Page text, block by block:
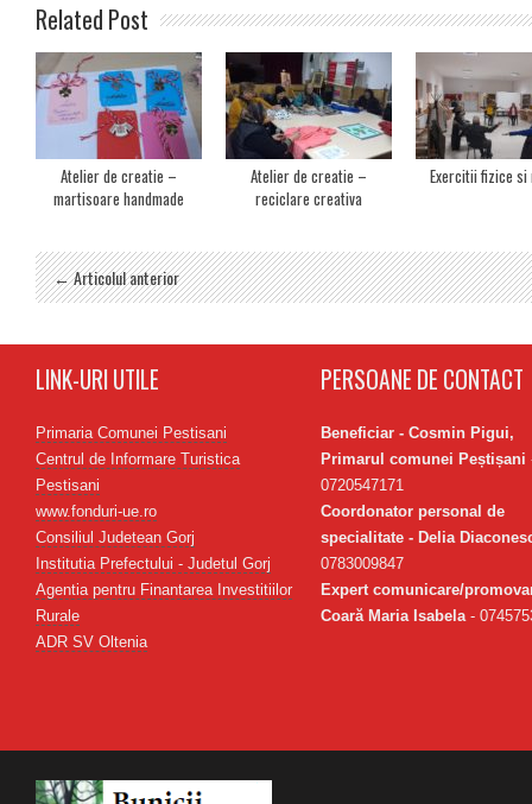
Related Post
Atelier de creatie –
martisoare handmade
Atelier de creatie –
reciclare creativa
Exercitii fizice si
← Articolul anterior
LINK-URI UTILE
Primaria Comunei Pestisani
Centrul de Informare Turistica
Pestisani
www.fonduri-ue.ro
Consiliul Judetean Gorj
Institutia Prefectului - Judetul Gorj
Agentia pentru Finantarea Investitiilor
Rurale
ADR SV Oltenia
PERSOANE DE CONTACT
Beneficiar - Cosmin Pigui,
Primarul comunei Peștișani
0720547171
Coordonator personal de
specialitate - Delia
0783009847
Expert comunicare/
Coară Maria Isabela -